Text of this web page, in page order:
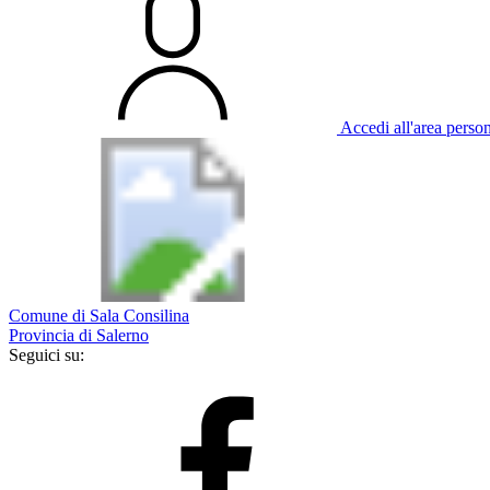
Accedi all'area
Comune di Sala Consilina
Provincia di Salerno
Seguici su: